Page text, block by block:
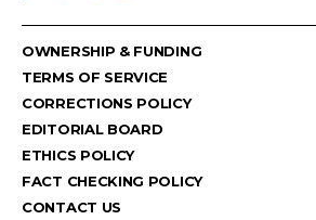
OWNERSHIP & FUNDING
TERMS OF SERVICE
CORRECTIONS POLICY
EDITORIAL BOARD
ETHICS POLICY
FACT CHECKING POLICY
CONTACT US